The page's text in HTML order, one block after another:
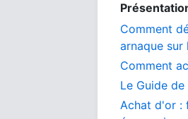
Comment
arnaque sur
Comment
Le Guide
Achat d'or :